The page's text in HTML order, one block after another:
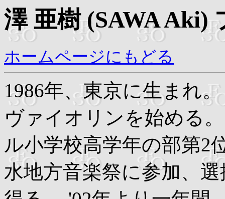
澤 亜樹 (SAWA Aki)
ホームページにもどる
1986年、東京に生まれ
ヴァイオリンを始める
ル小学校高学年の部第2
水地方音楽祭に参加、